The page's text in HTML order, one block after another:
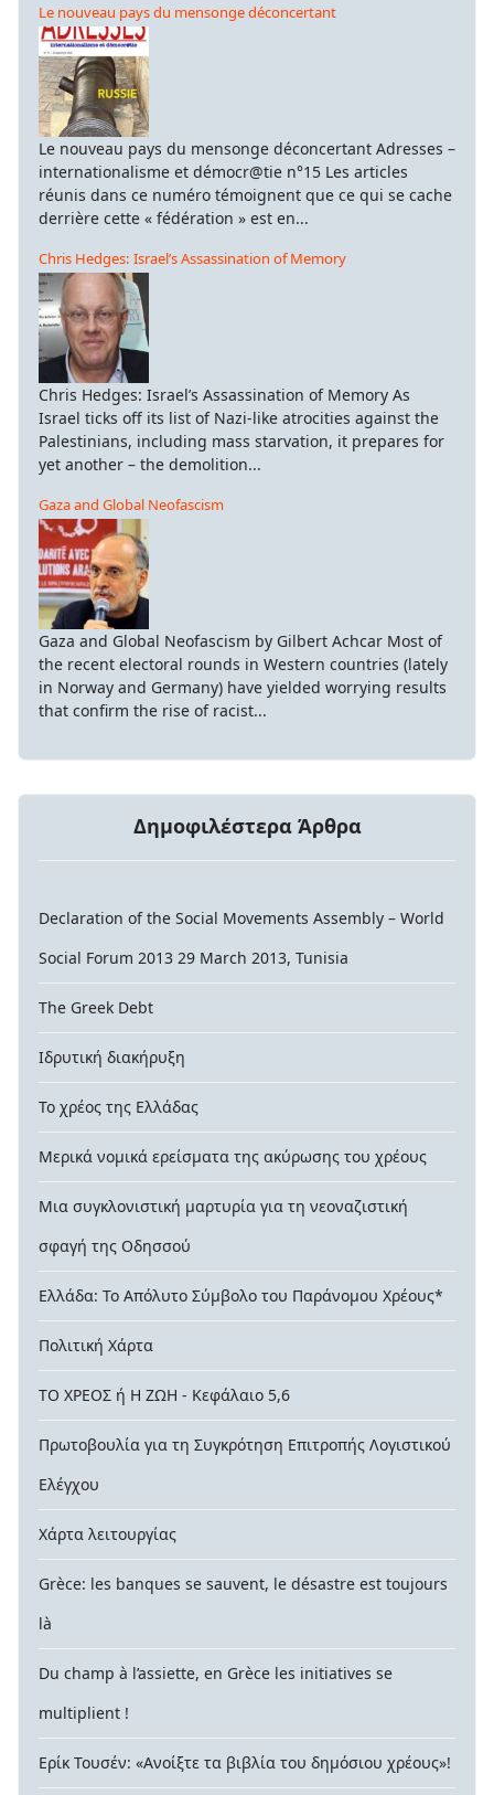
Le nouveau pays du mensonge déconcertant
Le nouveau pays du mensonge déconcertant Adresses –
internationalisme et démocr@tie n°15 Les articles
réunis dans ce numéro témoignent que ce qui se cache
derrière cette « fédération » est en...
Chris Hedges: Israel’s Assassination of Memory
Chris Hedges: Israel’s Assassination of Memory As
Israel ticks off its list of Nazi-like atrocities against the
Palestinians, including mass starvation, it prepares for
yet another – the demolition...
Gaza and Global Neofascism
Gaza and Global Neofascism by Gilbert Achcar Most of
the recent electoral rounds in Western countries (lately
in Norway and Germany) have yielded worrying results
that confirm the rise of racist...
Δημοφιλέστερα Άρθρα
Declaration of the Social Movements Assembly – World
Social Forum 2013 29 March 2013, Tunisia
The Greek Debt
Ιδρυτική διακήρυξη
Το χρέος της Ελλάδας
Μερικά νομικά ερείσματα της ακύρωσης του χρέους
Μια συγκλονιστική μαρτυρία για τη νεοναζιστική
σφαγή της Οδησσού
Ελλάδα: Το Απόλυτο Σύμβολο του Παράνομου Χρέους*
Πολιτική Χάρτα
ΤΟ ΧΡΕΟΣ ή Η ΖΩΗ - Κεφάλαιο 5,6
Πρωτοβουλία για τη Συγκρότηση Επιτροπής Λογιστικού
Ελέγχου
Χάρτα λειτουργίας
Grèce: les banques se sauvent, le désastre est toujours
là
Du champ à l’assiette, en Grèce les initiatives se
multiplient !
Ερίκ Τουσέν: «Ανοίξτε τα βιβλία του δημόσιου χρέους»!